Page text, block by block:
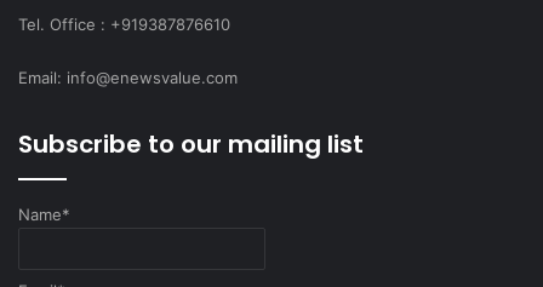
Tel. Office : +919387876610
Email: info@enewsvalue.com
Subscribe to our mailing list
Name*